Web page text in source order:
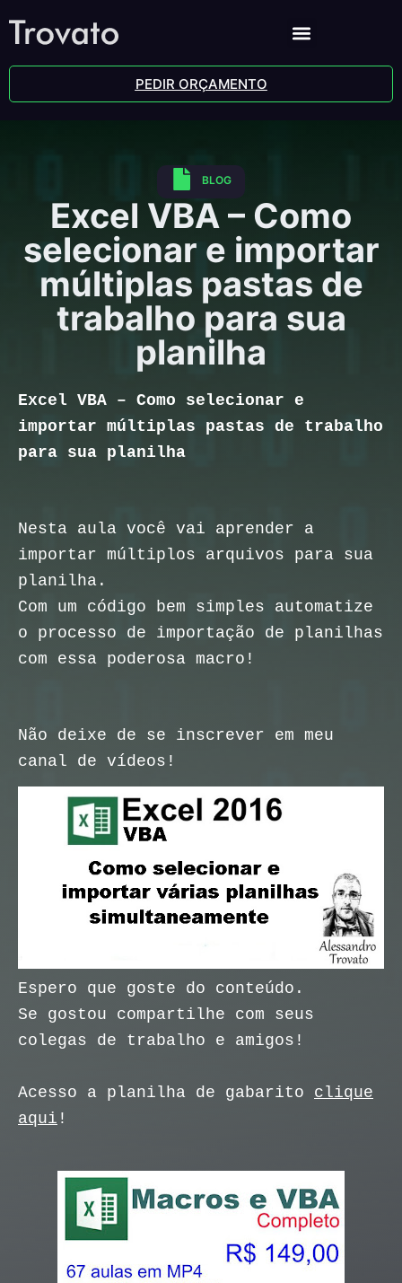
PEDIR ORÇAMENTO
BLOG
Excel VBA – Como
selecionar e importar
múltiplas pastas de
trabalho para sua
planilha
Excel VBA – Como selecionar e
importar múltiplas pastas de trabalho
para sua planilha
Nesta aula você vai aprender a
importar múltiplos arquivos para sua
planilha.
Com um código bem simples automatize
o processo de importação de planilhas
com essa poderosa macro!
Não deixe de se inscrever em meu
canal de vídeos!
Espero que goste do conteúdo.
Se gostou compartilhe com seus
colegas de trabalho e amigos!
Acesso a planilha de gabarito clique
aqui !